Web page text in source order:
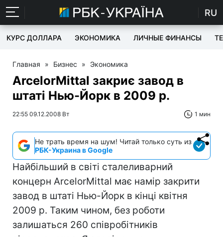
RU
КУРС ДОЛЛАРА ЭКОНОМИКА ЛИЧНЫЕ ФИНАНСЫ
Главная » Бизнес » Экономика
ArcelorMittal закриє завод в
штаті Нью-Йорк в 2009 р.
22:55 09.12.2008 Вт 1 мин
Не трать время на шум! Читай только суть из
РБК-Украина в Google
Найбільший в світі сталеливарний
концерн ArcelorMittal має намір закрити
завод в штаті Нью-Йорк в кінці квітня
2009 р. Таким чином, без роботи
залишаться 260 співробітників